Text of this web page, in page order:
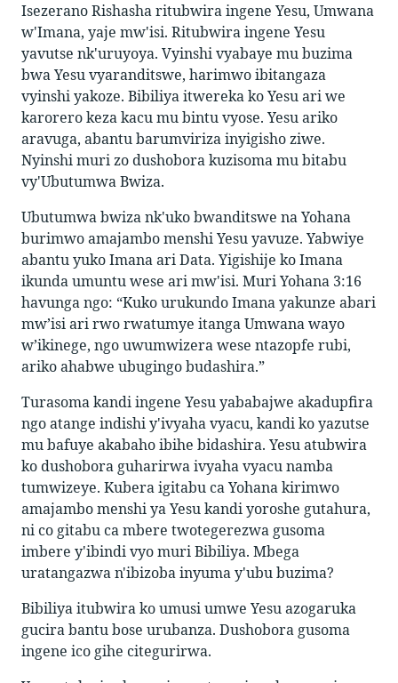
Isezerano Rishasha ritubwira ingene Yesu, Umwana
w'Imana, yaje mw'isi. Ritubwira ingene Yesu
yavutse nk'uruyoya. Vyinshi vyabaye mu buzima
bwa Yesu vyaranditswe, harimwo ibitangaza
vyinshi yakoze. Bibiliya itwereka ko Yesu ari we
karorero keza kacu mu bintu vyose. Yesu ariko
aravuga, abantu barumviriza inyigisho ziwe.
Nyinshi muri zo dushobora kuzisoma mu bitabu
vy'Ubutumwa Bwiza.
Ubutumwa bwiza nk'uko bwanditswe na Yohana
burimwo amajambo menshi Yesu yavuze. Yabwiye
abantu yuko Imana ari Data. Yigishije ko Imana
ikunda umuntu wese ari mw'isi. Muri Yohana 3:16
havunga ngo: “Kuko urukundo Imana yakunze abari
mw’isi ari rwo rwatumye itanga Umwana wayo
w’ikinege, ngo uwumwizera wese ntazopfe rubi,
ariko ahabwe ubugingo budashira.”
Turasoma kandi ingene Yesu yababajwe akadupfira
ngo atange indishi y'ivyaha vyacu, kandi ko yazutse
mu bafuye akabaho ibihe bidashira. Yesu atubwira
ko dushobora guharirwa ivyaha vyacu namba
tumwizeye. Kubera igitabu ca Yohana kirimwo
amajambo menshi ya Yesu kandi yoroshe gutahura,
ni co gitabu ca mbere twotegerezwa gusoma
imbere y'ibindi vyo muri Bibiliya. Mbega
uratangazwa n'ibizoba inyuma y'ubu buzima?
Bibiliya itubwira ko umusi umwe Yesu azogaruka
gucira bantu bose urubanza. Dushobora gusoma
ingene ico gihe citegurirwa.